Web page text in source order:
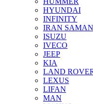
HYUNDAI
INFINITY
IRAN
ISUZU
IVECO
JEEP
KIA
LAND
LEXUS
LIFAN
MAN